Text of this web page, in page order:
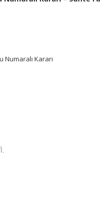
Kararı